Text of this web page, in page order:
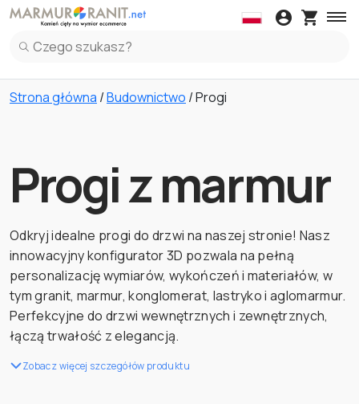
Strona główna /Budownictwo / Progi
Progi z marmur
Odkryj idealne progi do drzwi na naszej stronie! Nasz
innowacyjny konfigurator 3D pozwala na pełną
personalizację wymiarów, wykończeń i materiałów, w
tym granit, marmur, konglomerat, lastryko i aglomarmur.
Perfekcyjne do drzwi wewnętrznych i zewnętrznych,
łączą trwałość z elegancją.
Zobacz więcej szczegółów produktu
Daszki
Daszki z Marmuru
Blaty kuchenne
Blaty kuchenne z Marmuru
Blaty kuchenne z Kwarc
Kleje